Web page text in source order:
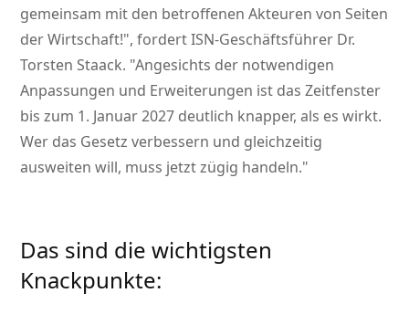
gemeinsam mit den betroffenen Akteuren von Seiten
der Wirtschaft! , fordert ISN-Geschäftsführer Dr.
Torsten Staack. Angesichts der notwendigen
Anpassungen und Erweiterungen ist das Zeitfenster
bis zum 1. Januar 2027 deutlich knapper, als es wirkt.
Wer das Gesetz verbessern und gleichzeitig
ausweiten will, muss jetzt zügig handeln.
Das sind die wichtigsten
Knackpunkte: